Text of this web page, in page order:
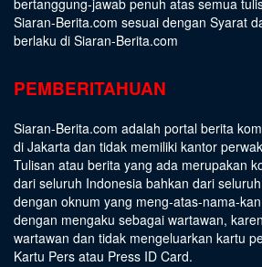
Siaran-Berita.com sesuai dengan Syarat
berlaku di Siaran-Berita.com
PEMBERITAHUAN
Siaran-Berita.com adalah portal berita
di Jakarta dan tidak memiliki kantor
Tulisan atau berita yang ada merupakan
dari seluruh Indonesia bahkan dari
dengan oknum yang meng-atas-nama-
dengan mengaku sebagai wartawan,
wartawan dan tidak mengeluarkan kartu
Kartu Pers atau Press ID Card.